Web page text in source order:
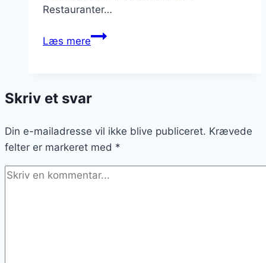
Restauranter…
Læs mereVeganermenuer
Skriv et svar
Din e-mailadresse vil ikke blive publiceret. Krævede
felter er markeret med *